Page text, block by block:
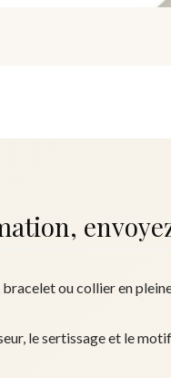
ou collier en
le sertissage et le